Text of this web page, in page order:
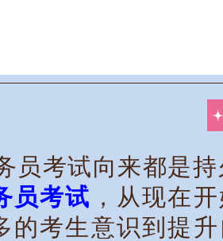
考试向来都是持
员考试 ，从现在
的考生意识到提